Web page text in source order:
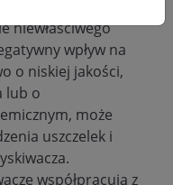
niewłaściwego
wpływ na
o niskiej jakości,
lub o
może
uszczelek i
współpracują z